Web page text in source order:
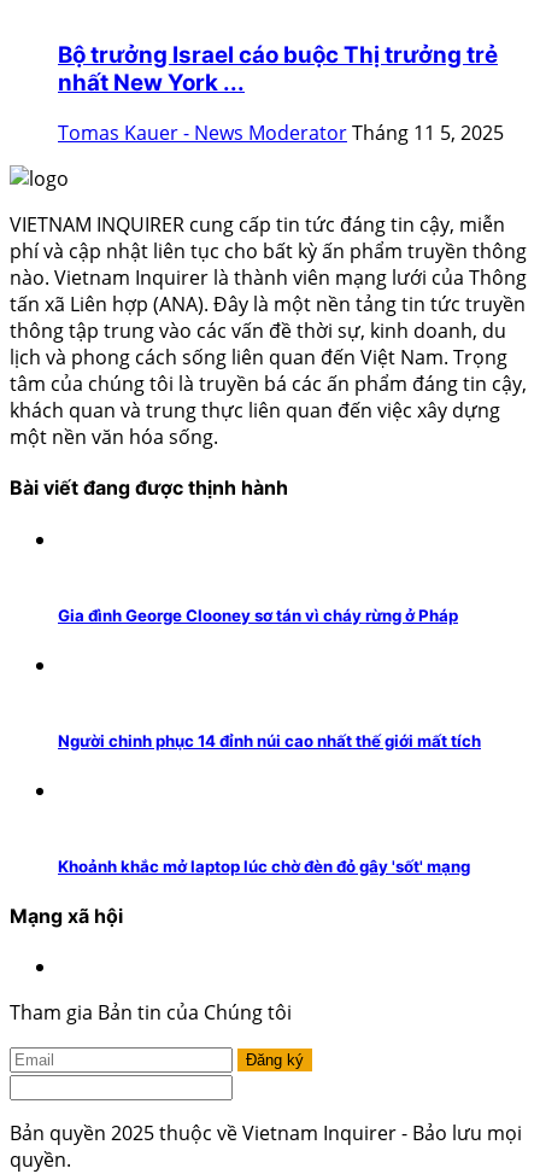
Bộ trưởng Israel cáo buộc Thị trưởng trẻ
nhất New York ...
Tomas Kauer - News ModeratorTháng 11 5, 2025
VIETNAM INQUIRER cung cấp tin tức đáng tin cậy, miễn
phí và cập nhật liên tục cho bất kỳ ấn phẩm truyền thông
nào. Vietnam Inquirer là thành viên mạng lưới của Thông
tấn xã Liên hợp (ANA). Đây là một nền tảng tin tức truyền
thông tập trung vào các vấn đề thời sự, kinh doanh, du
lịch và phong cách sống liên quan đến Việt Nam. Trọng
tâm của chúng tôi là truyền bá các ấn phẩm đáng tin cậy,
khách quan và trung thực liên quan đến việc xây dựng
một nền văn hóa sống.
Bài viết đang được thịnh hành
Gia đình George Clooney sơ tán vì cháy rừng ở Pháp
Người chinh phục 14 đỉnh núi cao nhất thế giới mất tích
Khoảnh khắc mở laptop lúc chờ đèn đỏ gây 'sốt' mạng
Mạng xã hội
Tham gia Bản tin của Chúng tôi
Đăng ký
Bản quyền 2025 thuộc về Vietnam Inquirer - Bảo lưu mọi
quyền.